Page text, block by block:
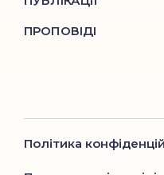
ПРОПОВІДІ
Політика